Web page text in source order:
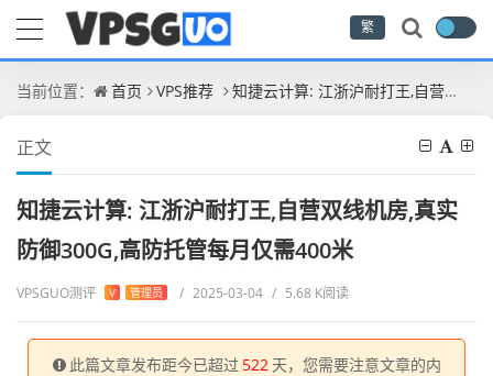
繁
当前位置： 首页 VPS推荐 知捷云计算: 江浙沪耐打王,自营双线机房,真实防御300G,高防托管每月仅需400米
正文
知捷云计算: 江浙沪耐打王,自营双线机房,真实
防御300G,高防托管每月仅需400米
VPSGUO测评 V 管理员 / 2025-03-04 / 5.68 K阅读
此篇文章发布距今已超过 522 天，您需要注意文章的内